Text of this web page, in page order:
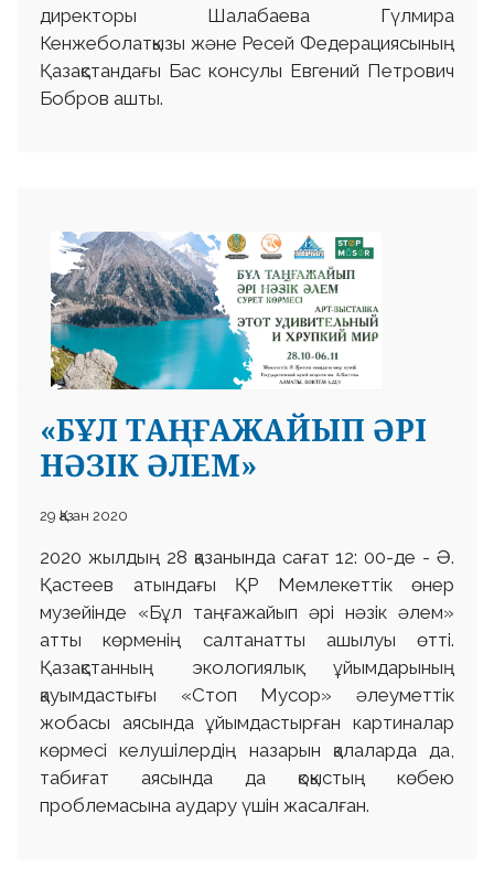
директоры Шалабаева Гүлмира
Кенжеболатқызы және Ресей Федерациясының
Қазақстандағы Бас консулы Евгений Петрович
Бобров ашты.
«БҰЛ ТАҢҒАЖАЙЫП ӘРІ
НӘЗІК ӘЛЕМ»
29 Қазан 2020
2020 жылдың 28 қазанында сағат 12: 00-де - Ә.
Қастеев атындағы ҚР Мемлекеттік өнер
музейінде «Бұл таңғажайып әрі нәзік әлем»
атты көрменің салтанатты ашылуы өтті.
Қазақстанның экологиялық ұйымдарының
қауымдастығы «Стоп Мусор» әлеуметтік
жобасы аясында ұйымдастырған картиналар
көрмесі келушілердің назарын қалаларда да,
табиғат аясында да қоқыстың көбею
проблемасына аудару үшін жасалған.